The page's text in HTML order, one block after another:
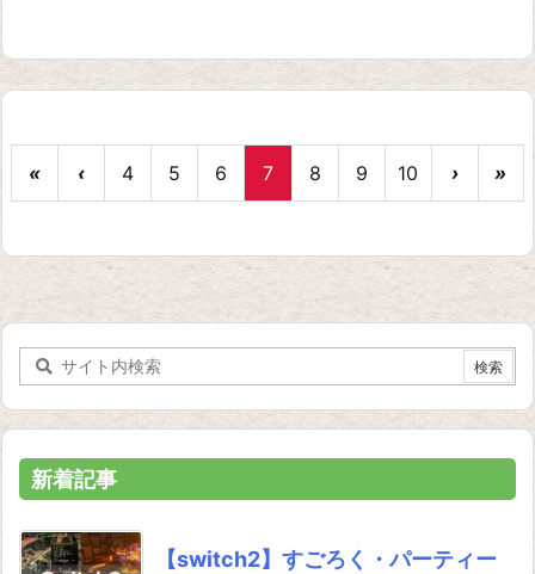
« ‹ 4 5 6 7 8 9 10 › »
新着記事
【switch2】すごろく・パーティー